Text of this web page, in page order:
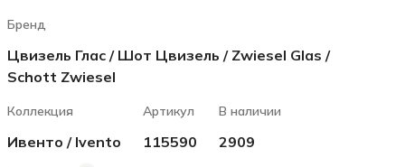
Бренд
Цвизель Глас / Шот Цвизель / Zwiesel Glas /
Schott Zwiesel
Коллекция
Ивенто / Ivento
Артикул
115590
В наличии
2909